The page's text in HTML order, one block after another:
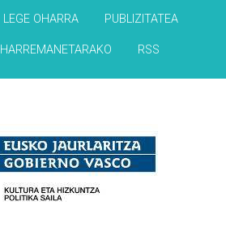
LEGE OHARRA PUBLIZITATEA
HARREMANETARAKO RSS